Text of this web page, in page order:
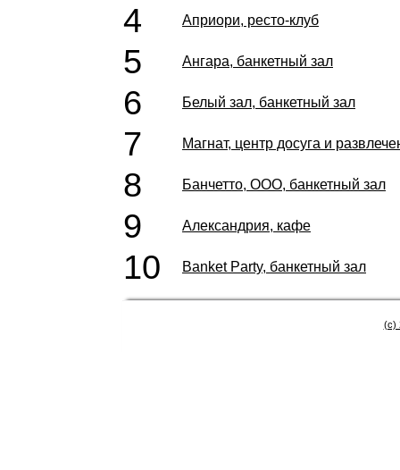
4 Априори, ресто-клуб
5 Ангара, банкетный зал
6 Белый зал, банкетный зал
7 Магнат, центр досуга и
8 Банчетто, ООО, банкетный зал
9 Александрия, кафе
10 Banket Party, банкетный зал
(c)